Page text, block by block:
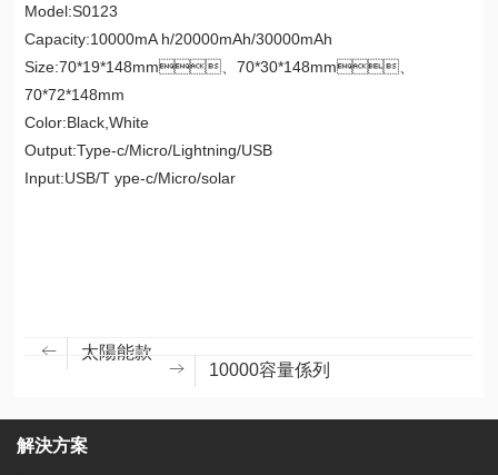
Model:S0123
Capacity:10000mA h/20000mAh/30000mAh
Size:70*19*148mm、70*30*148mm、
70*72*148mm
Color:Black,White
Output:Type-c/Micro/Lightning/USB
Input:USB/T ype-c/Micro/solar
太陽能款
10000容量係列
解決方案